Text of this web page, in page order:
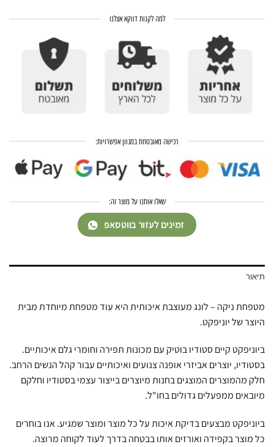
למה לקנות דווקא אצלנו
רכישה מאובטחת במגוון אפשרויות:
שאלו אותנו על מוצר זה:
זמינים לעזור בווטסאפ
תיאור
מטפחת ניקה – לונג מעוצבת איכותית היא עוד מטפחת מיוחדת מבית
היוצר של יוניפקט.
ביוניפקט קיים סטודיו בוטיק עם מכונות תפירה וחומרי גלם איכותיים.
בסטודיו, יוצרים אביזרי אופנה צנועים ואיכותיים עבור קהל הנשים הרחב.
חלק מהמוצרים המוצגים בחנות מיוצרים בייצור עצמי בסטודיו וחלקם
מיובאים ממפעלים גדולים בחו"ל.
ביוניפקט מבצעים בדיקת איכות על כל מוצר ומוצר שמגיע. אנו בוחרים
כל מוצר בקפידה ואורזים אותו בבטחה בדרך לעוד לקוחה מרוצה.